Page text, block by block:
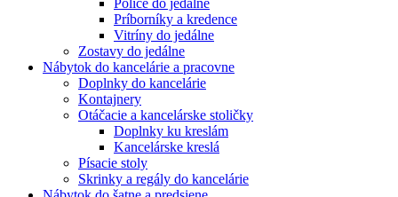
Príborníky a kredence
Vitríny do jedálne
Zostavy do jedálne
Nábytok do kancelárie a pracovne
Doplnky do kancelárie
Kontajnery
Otáčacie a kancelárske stoličky
Doplnky ku kreslám
Kancelárske kreslá
Písacie stoly
Skrinky a regály do kancelárie